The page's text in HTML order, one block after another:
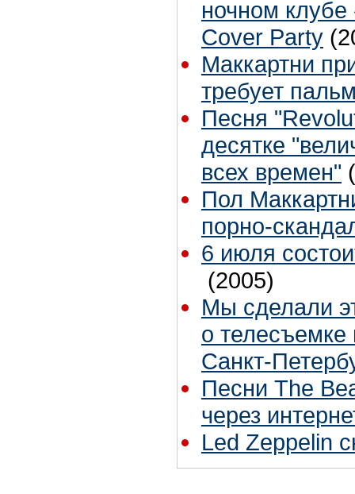
ночном клубе
Cover Party
Маккартни
требует
Песня
десятке
всех времен"
Пол
порно-
6 июля
(2005)
Мы сделали
о телесъемке
Санкт-
Песни The
через
Led Zeppelin